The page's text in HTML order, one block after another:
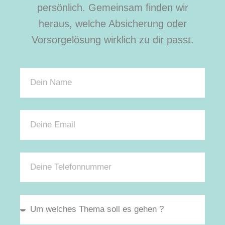
persönlich. Gemeinsam finden wir
heraus, welche Absicherung oder
Vorsorgelösung wirklich zu dir passt.